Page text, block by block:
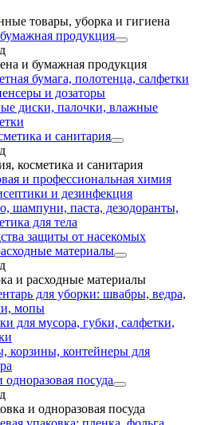
товары, уборка и гигиена
продукция
и бумажная продукция
бумага, полотенца, салфетки
и дозаторы
диски, палочки, влажные
и санитария
косметика и санитария
и профессиональная химия
и дезинфекция
шампуни, паста, дезодоранты,
для тела
защиты от насекомых
материалы
и расходные материалы
для уборки: швабры, ведра,
мопы
для мусора, губки, салфетки,
корзины, контейнеры для
одноразовая посуда
и одноразовая посуда